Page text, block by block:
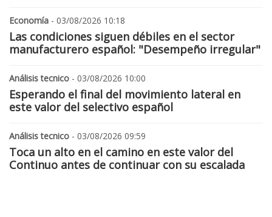
Economía - 03/08/2026 10:18
Las condiciones siguen débiles en el sector
manufacturero español: "Desempeño irregular"
Análisis tecnico - 03/08/2026 10:00
Esperando el final del movimiento lateral en
este valor del selectivo español
Análisis tecnico - 03/08/2026 09:59
Toca un alto en el camino en este valor del
Continuo antes de continuar con su escalada